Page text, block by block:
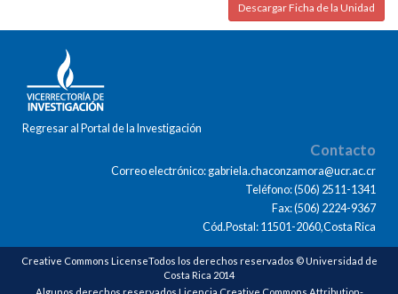
Descargar Ficha de la Unidad
Regresar al Portal de la Investigación
Contacto
Correo electrónico: gabriela.chaconzamora@ucr.ac.cr
Teléfono: (506) 2511-1341
Fax: (506) 2224-9367
Cód.Postal: 11501-2060,Costa Rica
Creative Commons LicenseTodos los derechos reservados © Universidad de
Costa Rica 2014